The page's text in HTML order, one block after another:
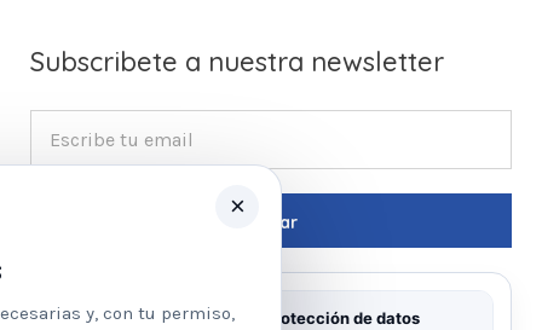
Subscribete a nuestra newsletter
Información básica sobre protección de datos
×
y, con tu permiso,